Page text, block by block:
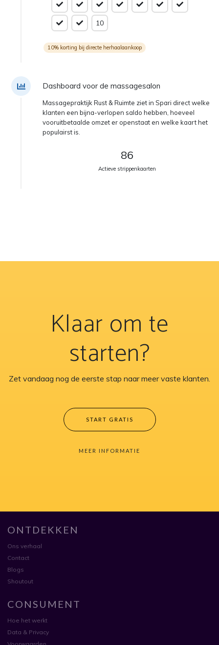
10
10% korting bij directe herhaalaankoop
Dashboard voor de massagesalon
Massagepraktijk Rust & Ruimte ziet in Spari direct welke
klanten een bijna-verlopen saldo hebben, hoeveel
vooruitbetaalde omzet er openstaat en welke kaart het
populairst is.
86
Actieve strippenkaarten
Klaar om te
starten?
Zet vandaag nog de eerste stap naar meer vaste klanten.
START GRATIS
MEER INFORMATIE
ONTDEKKEN
Ons verhaal
Contact
Blogs
Shoutout
CONSUMENT
Hoe het werkt
Data & Privacy